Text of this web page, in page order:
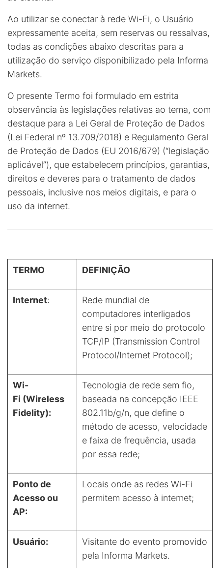
Ao utilizar se conectar à rede Wi-Fi, o Usuário
expressamente aceita, sem reservas ou ressalvas,
todas as condições abaixo descritas para a
utilização do serviço disponibilizado pela Informa
Markets.
O presente Termo foi formulado em estrita
observância às legislações relativas ao tema, com
destaque para a Lei Geral de Proteção de Dados
(Lei Federal nº 13.709/2018) e Regulamento Geral
de Proteção de Dados (EU 2016/679) (“legislação
aplicável”), que estabelecem princípios, garantias,
direitos e deveres para o tratamento de dados
pessoais, inclusive nos meios digitais, e para o
uso da internet.
TERMO DEFINIÇÃO
Internet:
Rede mundial de
computadores interligados
entre si por meio do protocolo
TCP/IP (Transmission Control
Protocol/Internet Protocol);
Wi-
Fi (Wireless
Fidelity):
Tecnologia de rede sem fio,
baseada na concepção IEEE
802.11b/g/n, que define o
método de acesso, velocidade
e faixa de frequência, usada
por essa rede;
Ponto de
Acesso ou
AP:
Locais onde as redes Wi-Fi
permitem acesso à internet;
Usuário:
Visitante do evento promovido
pela Informa Markets.